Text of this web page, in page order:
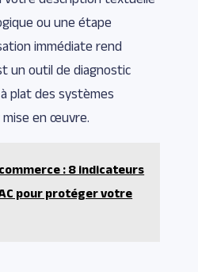
ou une étape
immédiate rend
un outil de diagnostic
plat des systèmes
mise en œuvre.
: 8 indicateurs
pour protéger votre